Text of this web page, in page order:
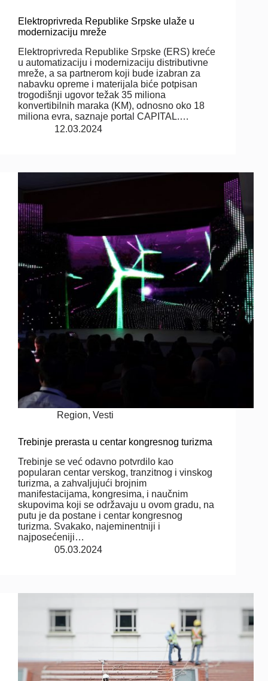
Elektroprivreda Republike Srpske ulaže u
modernizaciju mreže
Elektroprivreda Republike Srpske (ERS) kreće
u automatizaciju i modernizaciju distributivne
mreže, a sa partnerom koji bude izabran za
nabavku opreme i materijala biće potpisan
trogodišnji ugovor težak 35 miliona
konvertibilnih maraka (KM), odnosno oko 18
miliona evra, saznaje portal CAPITAL.…
12.03.2024
Region,Vesti
Trebinje prerasta u centar kongresnog turizma
Trebinje se već odavno potvrdilo kao
popularan centar verskog, tranzitnog i vinskog
turizma, a zahvaljujući brojnim
manifestacijama, kongresima, i naučnim
skupovima koji se održavaju u ovom gradu, na
putu je da postane i centar kongresnog
turizma. Svakako, najeminentniji i
najposećeniji…
05.03.2024